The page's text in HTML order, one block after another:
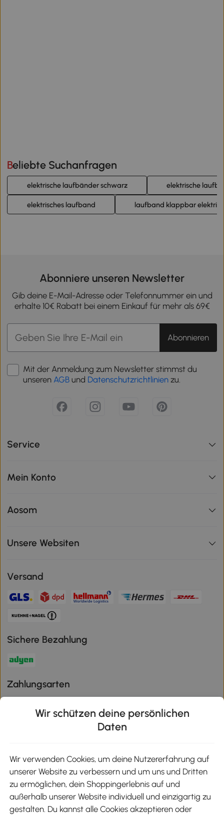
Beliebte Suchanfragen
elektrische laufbänder schwarz elektrische
elektrisches laufband laufband klappbar
Abonniere unseren Newsletter
Gib deine E-Mail-Adresse oder Telefonnummer ein und
erhalte 10€ Rabatt bei einem Einkauf für mehr als 69€
Abonnieren
Mit der Anmeldung zum Newsletter stimmst du
unseren AGB und Datenschutzrichtlinien zu.
Service
Mein Konto
Aosom
Unsere Websiten
Versand
Sichere Bezahlung
Zahlungsarten
Aosom-App
Google Play
Wir schützen deine persönlichen
Daten
Wir verwenden Cookies, um deine Nutzererfahrung auf
unserer Website zu verbessern und um uns und Dritten
zu ermöglichen, dein Shoppingerlebnis auf und
außerhalb unserer Website individuell und einzigartig zu
gestalten. Du kannst alle Cookies akzeptieren oder